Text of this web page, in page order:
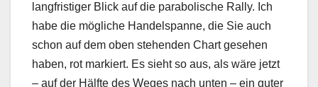
langfristiger Blick auf die parabolische Rally. Ich
habe die mögliche Handelspanne, die Sie auch
schon auf dem oben stehenden Chart gesehen
haben, rot markiert. Es sieht so aus, als wäre jetzt
– auf der Hälfte des Weges nach unten – ein guter